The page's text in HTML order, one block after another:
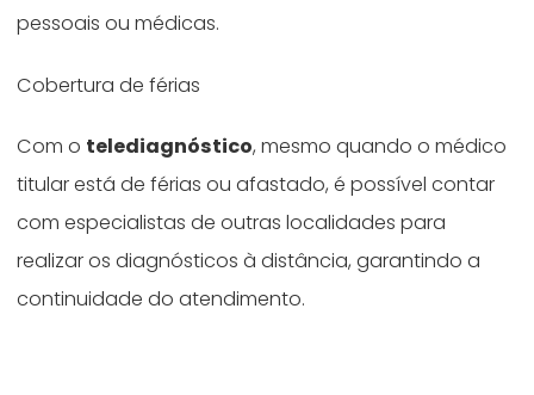
pessoais ou médicas.
Cobertura de férias
Com o telediagnóstico, mesmo quando o médico
titular está de férias ou afastado, é possível contar
com especialistas de outras localidades para
realizar os diagnósticos à distância, garantindo a
continuidade do atendimento.